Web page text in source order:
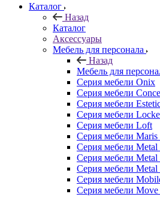
Каталог
Назад
Каталог
Аксессуары
Мебель для персонала
Назад
Мебель для
Серия мебели Onix
Серия мебели
Серия мебели
Серия мебели
Серия мебели Loft
Серия мебели
Серия мебели Metal
Серия мебели Metal
Серия мебели Metal
Серия мебели
Серия мебели Move